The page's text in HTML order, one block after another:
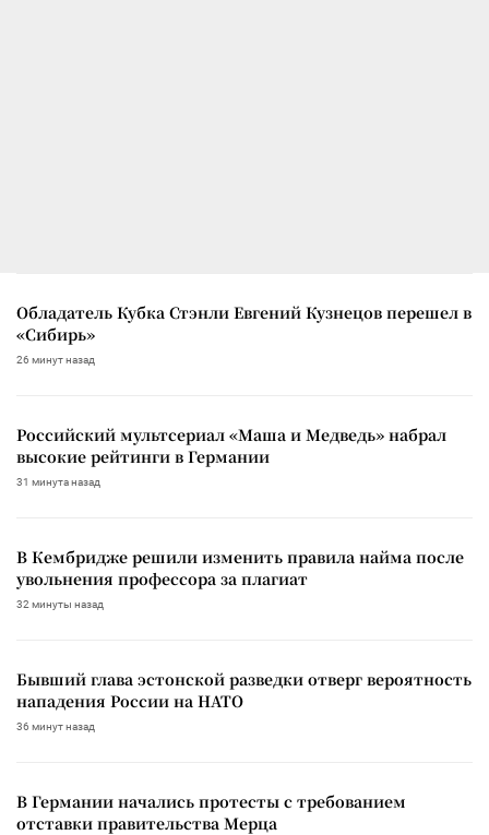
Обладатель Кубка Стэнли Евгений Кузнецов перешел в
«Сибирь»
26 минут назад
Российский мультсериал «Маша и Медведь» набрал
высокие рейтинги в Германии
31 минута назад
В Кембридже решили изменить правила найма после
увольнения профессора за плагиат
32 минуты назад
Бывший глава эстонской разведки отверг вероятность
нападения России на НАТО
36 минут назад
В Германии начались протесты с требованием
отставки правительства Мерца